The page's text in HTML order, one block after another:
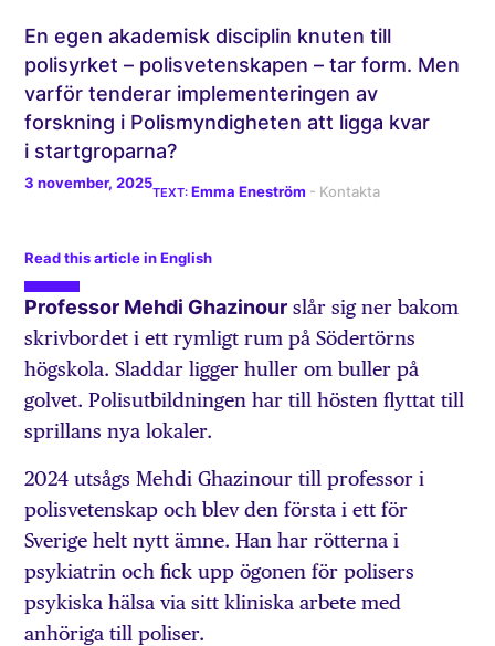
En egen akademisk disciplin knuten till
polisyrket – polisvetenskapen – tar form. Men
varför tenderar implementeringen av
forskning i Polismyndigheten att ligga kvar
i startgroparna?
3 november, 2025
Emma Eneström
Read this article in English
Professor Mehdi Ghazinour slår sig ner bakom
skrivbordet i ett rymligt rum på Södertörns
högskola. Sladdar ligger huller om buller på
golvet. Polisutbildningen har till hösten flyttat till
sprillans nya lokaler.
2024 utsågs Mehdi Ghazinour till professor i
polisvetenskap och blev den första i ett för
Sverige helt nytt ämne. Han har rötterna i
psykiatrin och fick upp ögonen för polisers
psykiska hälsa via sitt kliniska arbete med
anhöriga till poliser.